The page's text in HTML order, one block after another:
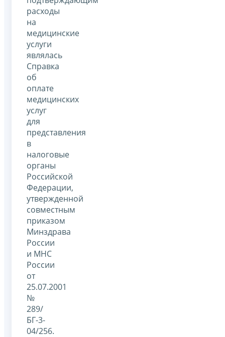
расходы
на
медицинские
услуги
являлась
Справка
об
оплате
медицинских
услуг
для
представления
в
налоговые
органы
Российской
Федерации,
утвержденной
совместным
приказом
Минздрава
России
и МНС
России
от
25.07.2001
№
289/
БГ-3-
04/256.